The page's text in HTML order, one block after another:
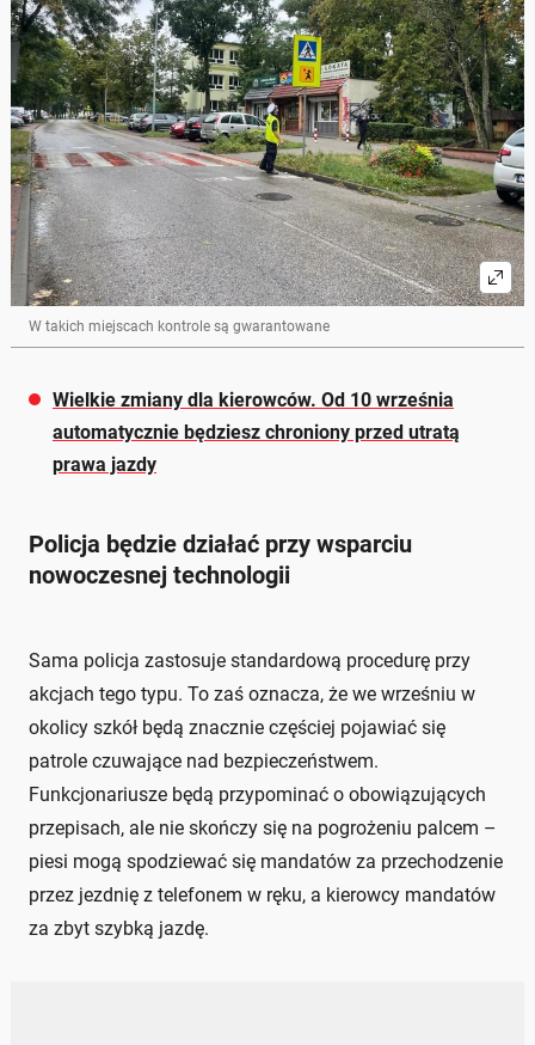
W takich miejscach kontrole są gwarantowane
Wielkie zmiany dla kierowców. Od 10 września
automatycznie będziesz chroniony przed utratą
prawa jazdy
Policja będzie działać przy wsparciu
nowoczesnej technologii
Sama policja zastosuje standardową procedurę przy
akcjach tego typu. To zaś oznacza, że we wrześniu w
okolicy szkół będą znacznie częściej pojawiać się
patrole czuwające nad bezpieczeństwem.
Funkcjonariusze będą przypominać o obowiązujących
przepisach, ale nie skończy się na pogrożeniu palcem –
piesi mogą spodziewać się mandatów za przechodzenie
przez jezdnię z telefonem w ręku, a kierowcy mandatów
za zbyt szybką jazdę.